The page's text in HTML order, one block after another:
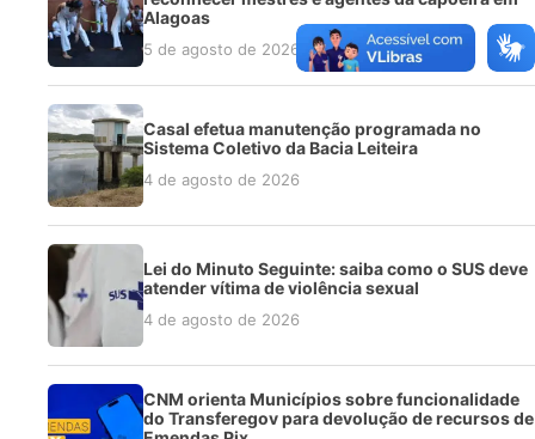
Alagoas
5 de agosto de 2026
Casal efetua manutenção programada no
Sistema Coletivo da Bacia Leiteira
4 de agosto de 2026
Lei do Minuto Seguinte: saiba como o SUS deve
atender vítima de violência sexual
4 de agosto de 2026
CNM orienta Municípios sobre funcionalidade
do Transferegov para devolução de recursos de